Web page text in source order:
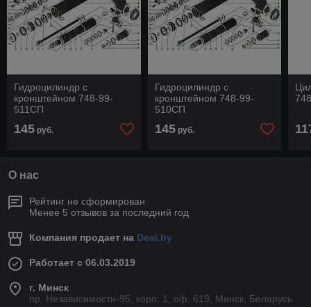
Гидроцилиндр с
кронштейном 748-99-
511СП
145 руб.
Гидроцилиндр с
кронштейном 748-99-
510СП
145руб.
О нас
Рейтинг не сформирован
Менее 5 отзывов за последний год
Компания продает на Deal.by
Работает с 06.03.2019
г. Минск
пр. Независимости-95, корп. 1, оф. 619, Минск, Беларусь